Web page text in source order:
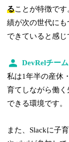
ることが特徴で
績が次の世代に
できていると感じ
DevRelチー
私は1年半の産休
育てしながら働
できる環境です。
また、Slackに子